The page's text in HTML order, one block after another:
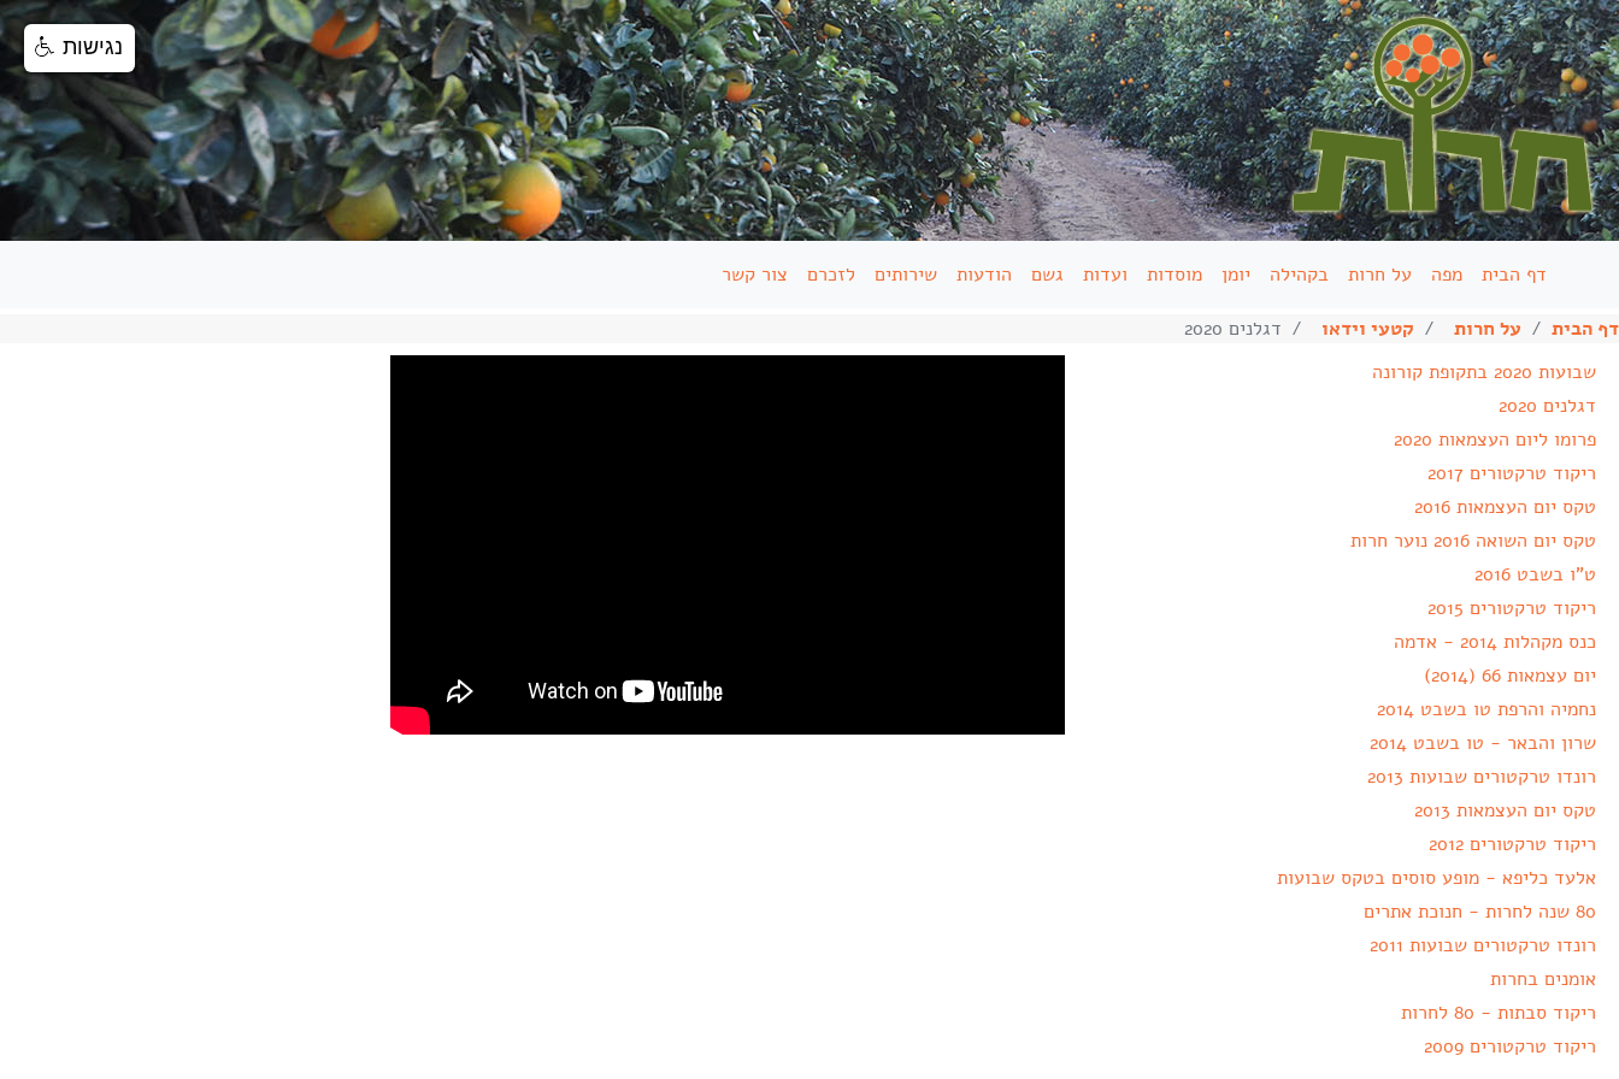
דף הבית מפה על חרות בקהילה יומן מוסדות ועדות גשם הודעות שירותים לזכרם צור קשר
דף הבית על חרות קטעי וידאו
דגלנים 2020
שבועות 2020 בתקופת קורונה
דגלנים 2020
פרומו ליום העצמאות 2020
ריקוד טרקטורים 2017
טקס יום העצמאות 2016
טקס יום השואה 2016 נוער חרות
ט"ו בשבט 2016
ריקוד טרקטורים 2015
כנס מקהלות 2014 - אדמה
יום עצמאות 66 (2014)
נחמיה והרפת טו בשבט 2014
שרון והבאר - טו בשבט 2014
רונדו טרקטורים שבועות 2013
טקס יום העצמאות 2013
ריקוד טרקטורים 2012
אלעד כליפא - מופע סוסים בטקס שבועות
80 שנה לחרות - חנוכת אתרים
רונדו טרקטורים שבועות 2011
אומנים בחרות
ריקוד סבתות - 80 לחרות
ריקוד טרקטורים 2009
נגישות